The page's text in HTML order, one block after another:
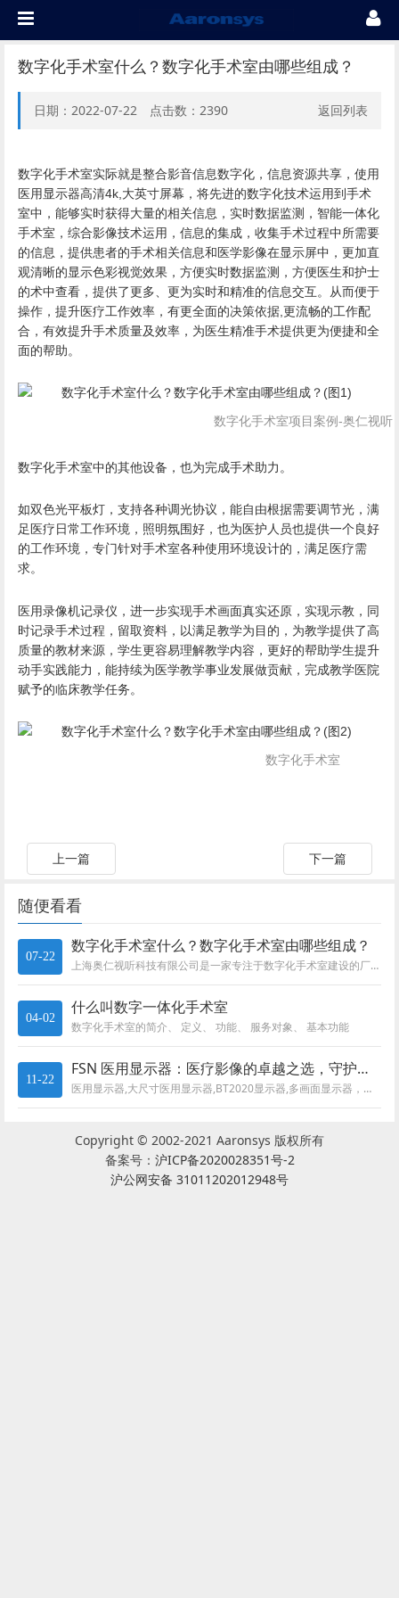
数字化手术室什么？数字化手术室由哪些组成？
日期：2022-07-22 点击数： 2390 返回列表
数字化手术室实际就是整合影音信息数字化，信息资源共享，使用
医用显示器高清4k,大英寸屏幕，将先进的数字化技术运用到手术
室中，能够实时获得大量的相关信息，实时数据监测，智能一体化
手术室，综合影像技术运用，信息的集成，收集手术过程中所需要
的信息，提供患者的手术相关信息和医学影像在显示屏中，更加直
观清晰的显示色彩视觉效果，方便实时数据监测，方便医生和护士
的术中查看，提供了更多、更为实时和精准的信息交互。从而便于
操作，提升医疗工作效率，有更全面的决策依据,更流畅的工作配
合，有效提升手术质量及效率，为医生精准手术提供更为便捷和全
面的帮助。
数字化手术室项目案例-奥仁视听
数字化手术室中的其他设备，也为完成手术助力。
如双色光平板灯，支持各种调光协议，能自由根据需要调节光，满
足医疗日常工作环境，照明氛围好，也为医护人员也提供一个良好
的工作环境，专门针对手术室各种使用环境设计的，满足医疗需
求。
医用录像机记录仪，进一步实现手术画面真实还原，实现示教，同
时记录手术过程，留取资料，以满足教学为目的，为教学提供了高
质量的教材来源，学生更容易理解教学内容，更好的帮助学生提升
动手实践能力，能持续为医学教学事业发展做贡献，完成教学医院
赋予的临床教学任务。
数字化手术室
上一篇 下一篇
随便看看
07-22
数字化手术室什么？数字化手术室由哪些组成？
上海奥仁视听科技有限公司是一家专注于数字化手术室建设的厂家，拥有多年建设数字化手术室经验，解决方案等。案例遍布全国各大医...
04-02
什么叫数字一体化手术室
数字化手术室的简介、 定义、 功能、 服务对象、 基本功能
11-22
FSN 医用显示器：医疗影像的卓越之选，守护健康的 “慧眼”
医用显示器,大尺寸医用显示器,BT2020显示器,多画面显示器，多窗口显示器
Copyright © 2002-2021 Aaronsys 版权所有
备案号： 沪ICP备2020028351号-2
沪公网安备 31011202012948号